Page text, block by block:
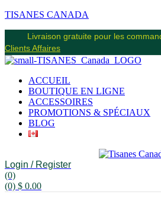
TISANES CANADA
Livraison gratuite pour les
Clients Affaires
ACCUEIL
BOUTIQUE EN LIGNE
ACCESSOIRES
PROMOTIONS & SPÉCIAUX
BLOG
Login / Register
(0)
(0) $ 0.00